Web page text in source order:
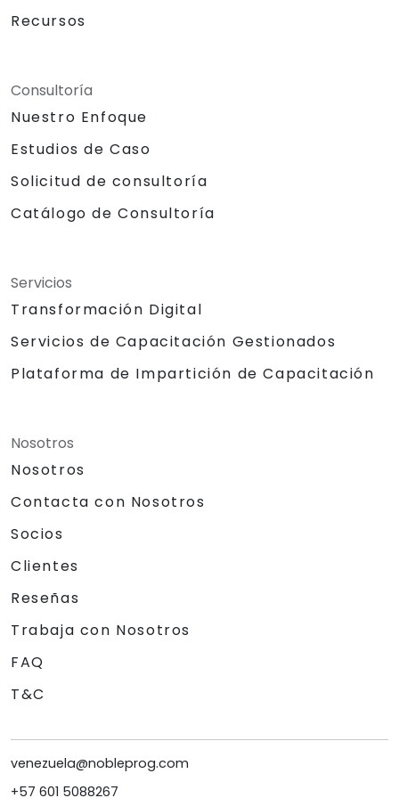
Recursos
Consultoría
Nuestro Enfoque
Estudios de Caso
Solicitud de consultoría
Catálogo de Consultoría
Servicios
Transformación Digital
Servicios de Capacitación Gestionados
Plataforma de Impartición de Capacitación
Nosotros
Nosotros
Contacta con Nosotros
Socios
Clientes
Reseñas
Trabaja con Nosotros
FAQ
T&C
venezuela@nobleprog.com
+57 601 5088267